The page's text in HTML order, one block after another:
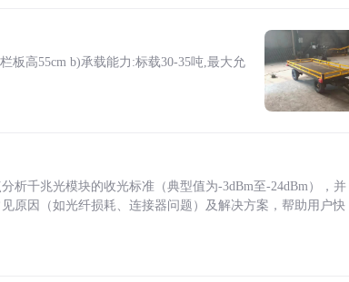
板高55cm b)承载能力:标载30-35吨,最大允
析千兆光模块的收光标准（典型值为-3dBm至-24dBm），并
原因（如光纤损耗、连接器问题）及解决方案，帮助用户快